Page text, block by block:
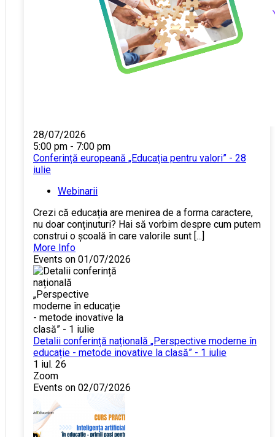
28/07/2026
5:00 pm - 7:00 pm
Conferință europeană „Educația pentru valori” - 28
iulie
Webinarii
Crezi că educația are menirea de a forma caractere,
nu doar conținuturi? Hai să vorbim despre cum putem
construi o școală în care valorile sunt [...]
More Info
Events on 01/07/2026
Detalii conferință națională „Perspective moderne în
educație - metode inovative la clasă” - 1 iulie
1 iul. 26
Zoom
Events on 02/07/2026